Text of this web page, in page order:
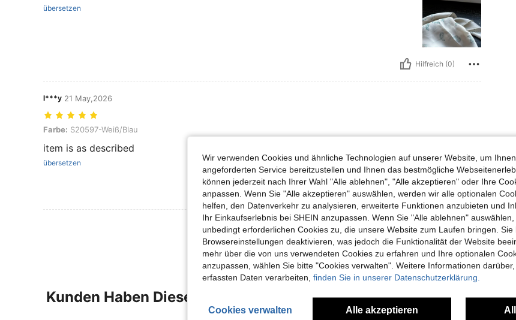
übersetzen
Hilfreich (0)
l***y 21 May,2026
Farbe: S20597-Weiß/Blau
Farbe: S20597-Weiß/Blau
item is as described
übersetzen
Hilfreich (0)
Mehr Bewertungen Ansehen
Kunden Haben Diese Artikel Auch Angeschaut
Wir verwenden Cookies und ähnliche Technologien auf unserer Website, um
angeforderten Service bereitzustellen und Ihnen das bestmögliche
können jederzeit nach Ihrer Wahl "Alle ablehnen", "Alle akzeptieren" oder Ihre
anpassen. Wenn Sie "Alle akzeptieren" auswählen, werden wir alle optionalen
helfen, den Datenverkehr zu analysieren, erweiterte Funktionen anzubieten und
Ihr Einkaufserlebnis bei SHEIN anzupassen. Wenn Sie "Alle ablehnen"
unbedingt erforderlichen Cookies zu, die unsere Website zum Laufen bringen. Sie
Browsereinstellungen deaktivieren, was jedoch die Funktionalität der Website
mehr über die von uns verwendeten Cookies zu erfahren und Ihre optionalen
anzupassen, wählen Sie bitte "Cookies verwalten". Weitere Informationen
erfassten Daten verarbeiten, finden Sie in unserer Datenschutzerklärung.
Cookies verwalten Alle akzeptieren